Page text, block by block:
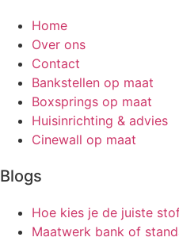
Home
Over ons
Contact
Bankstellen op maat
Boxsprings op maat
Huisinrichting & advies
Cinewall op maat
Blogs
Hoe kies je de juiste
Maatwerk bank of